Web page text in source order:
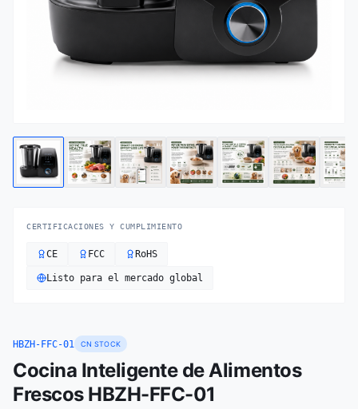
CERTIFICACIONES Y CUMPLIMIENTO
CE FCC RoHS
Listo para el mercado global
HBZH-FFC-01 CN STOCK
Cocina Inteligente de Alimentos
Frescos HBZH-FFC-01